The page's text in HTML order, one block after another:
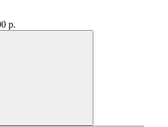
р.